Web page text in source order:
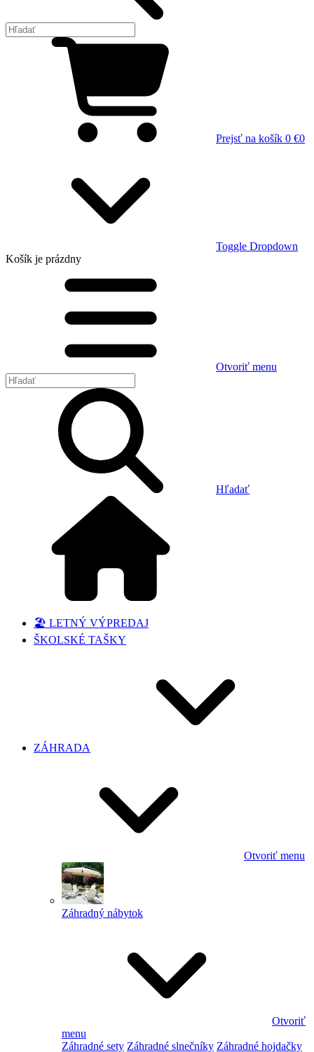
Prejsť na košík 0 €0
Toggle Dropdown
Košík je prázdny
Otvoriť menu
Hľadať
🏖️ LETNÝ VÝPREDAJ
ŠKOLSKÉ TAŠKY
ZÁHRADA
Otvoriť menu
Záhradný nábytok
Otvoriť
menu
Záhradné sety Záhradné slnečníky Záhradné hojdačky